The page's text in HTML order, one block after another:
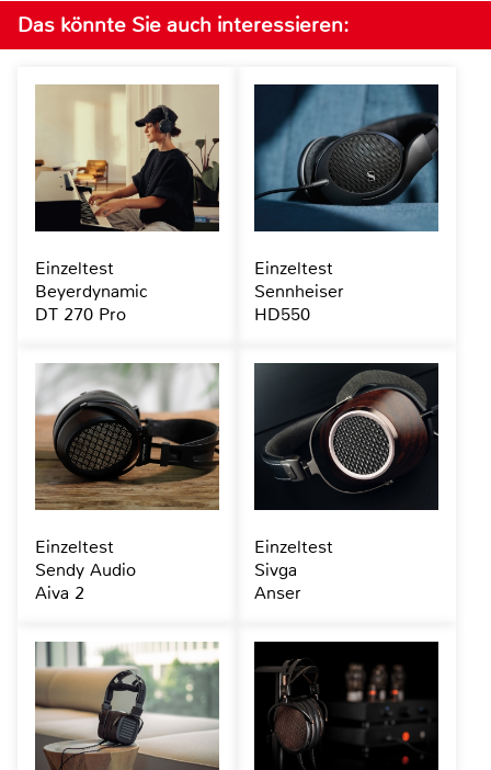
Das könnte Sie auch interessieren:
Einzeltest
Beyerdynamic
DT 270 Pro
Einzeltest
Sennheiser
HD550
Einzeltest
Sendy Audio
Aiva 2
Einzeltest
Sivga
Anser